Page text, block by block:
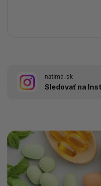
natima_sk
Sledovať na